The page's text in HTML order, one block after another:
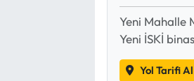
Yeni Mahalle
Yeni İSKİ
Yol Tarifi Al